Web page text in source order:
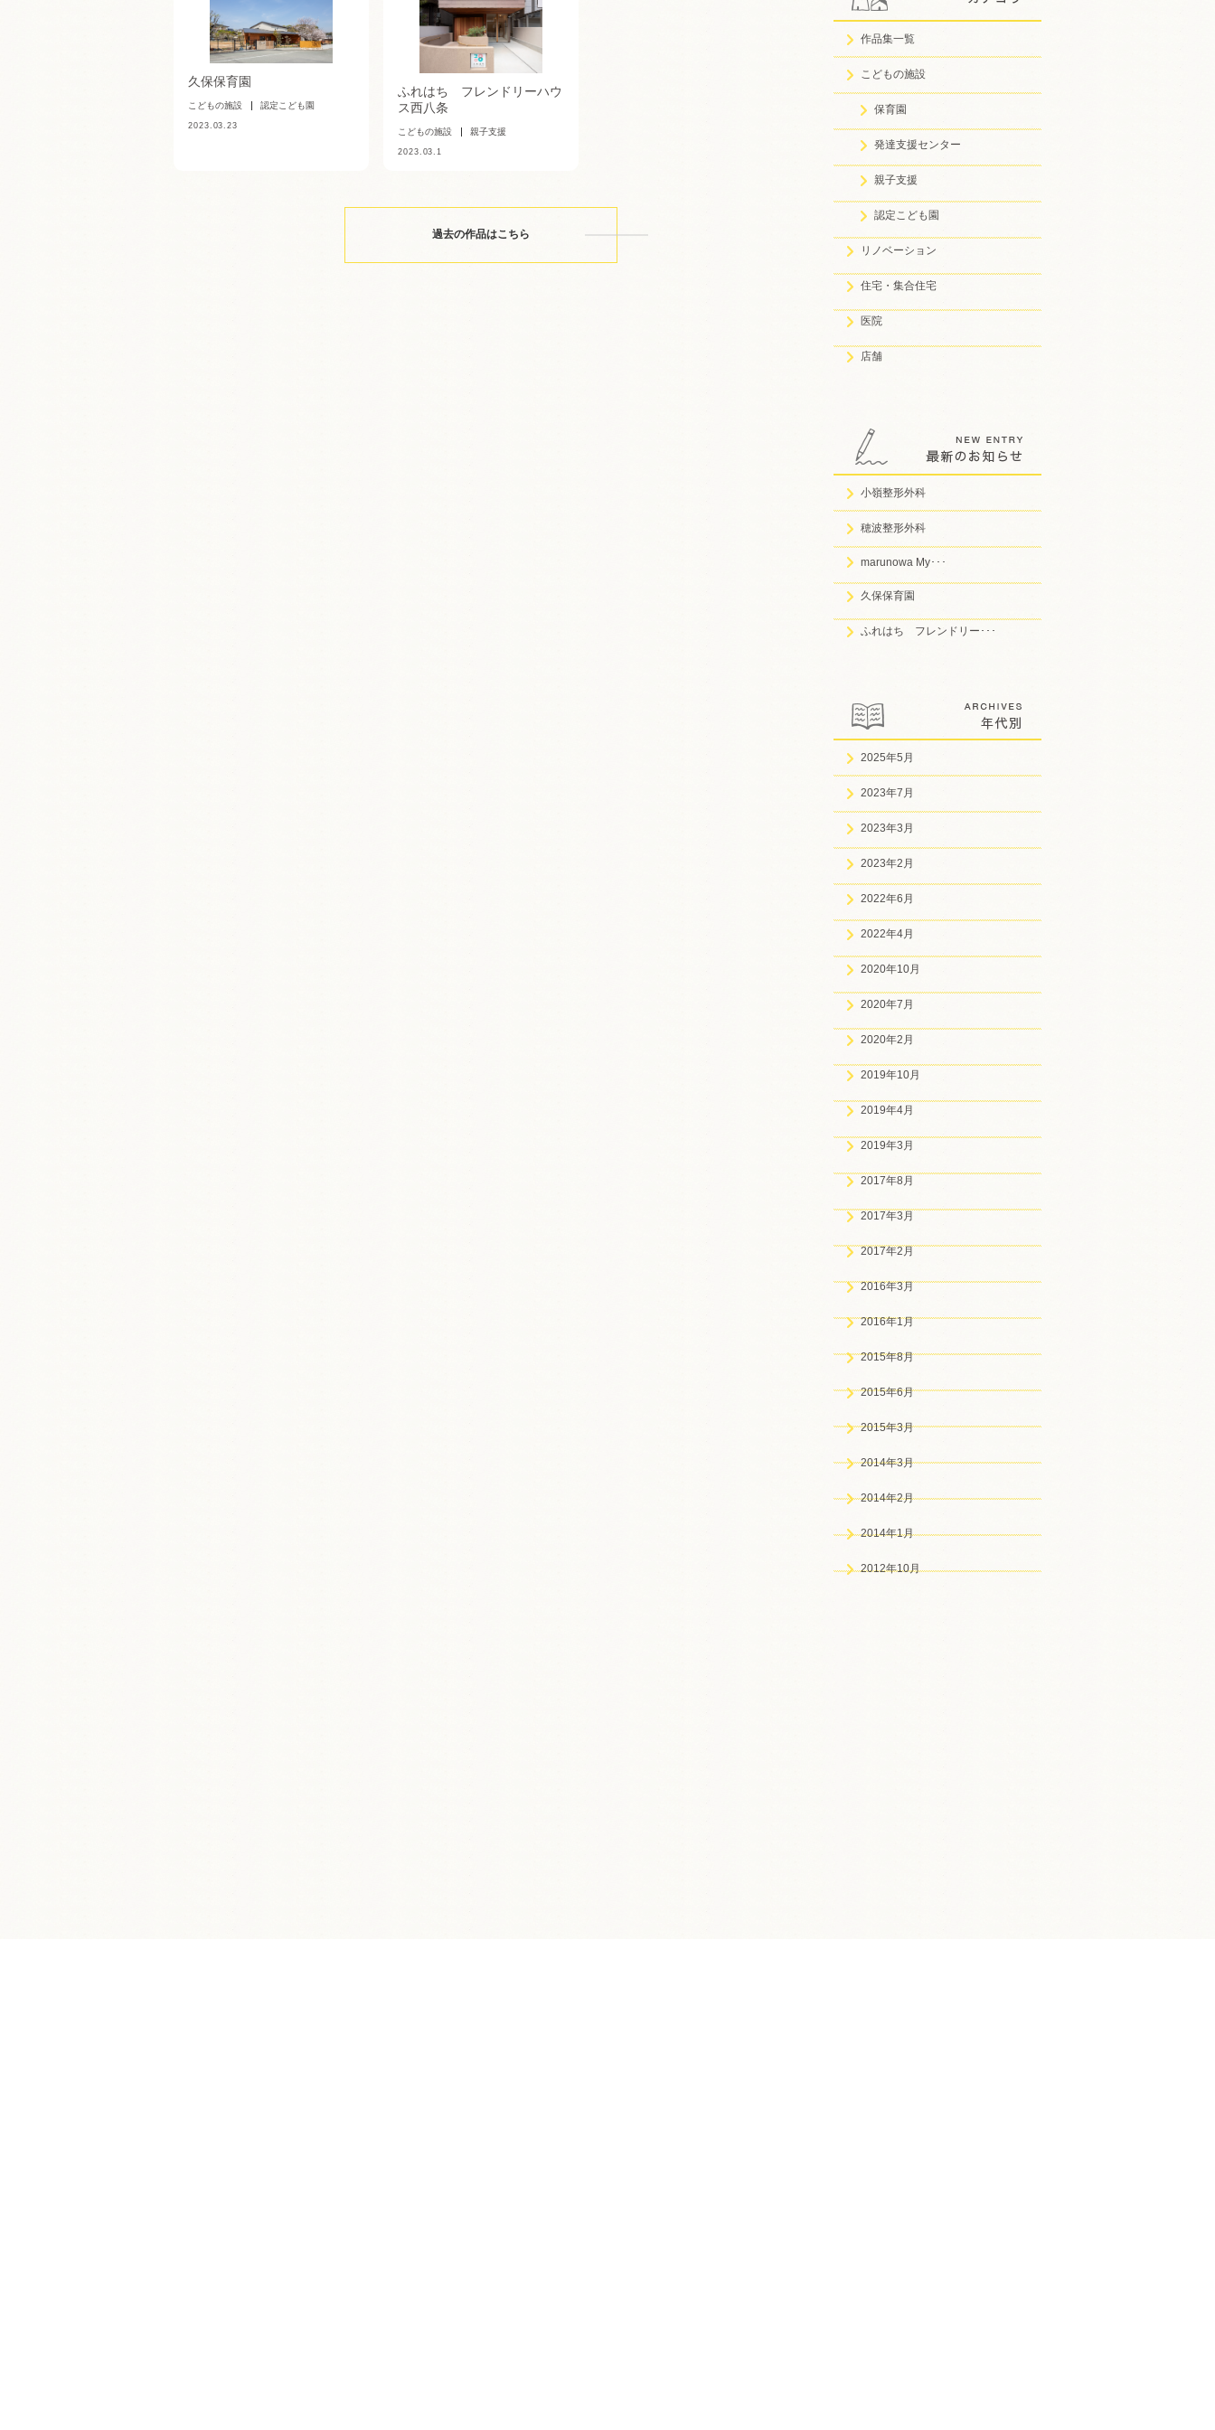
久保保育園
こどもの施設 認定こども園
2023.03.23
ふれはち フレンドリーハウ
ス西八条
こどもの施設 親子支援
2023.03.1
過去の作品はこちら
作品集一覧
こどもの施設
保育園
発達支援センター
親子支援
認定こども園
リノベーション
住宅・集合住宅
医院
店舗
小嶺整形外科
穂波整形外科
marunowa My･･･
久保保育園
ふれはち フレンドリー･･･
2025年5月
2023年7月
2023年3月
2023年2月
2022年6月
2022年4月
2020年10月
2020年7月
2020年2月
2019年10月
2019年4月
2019年3月
2017年8月
2017年3月
2017年2月
2016年3月
2016年1月
2015年8月
2015年6月
2015年3月
2014年3月
2014年2月
2014年1月
2012年10月